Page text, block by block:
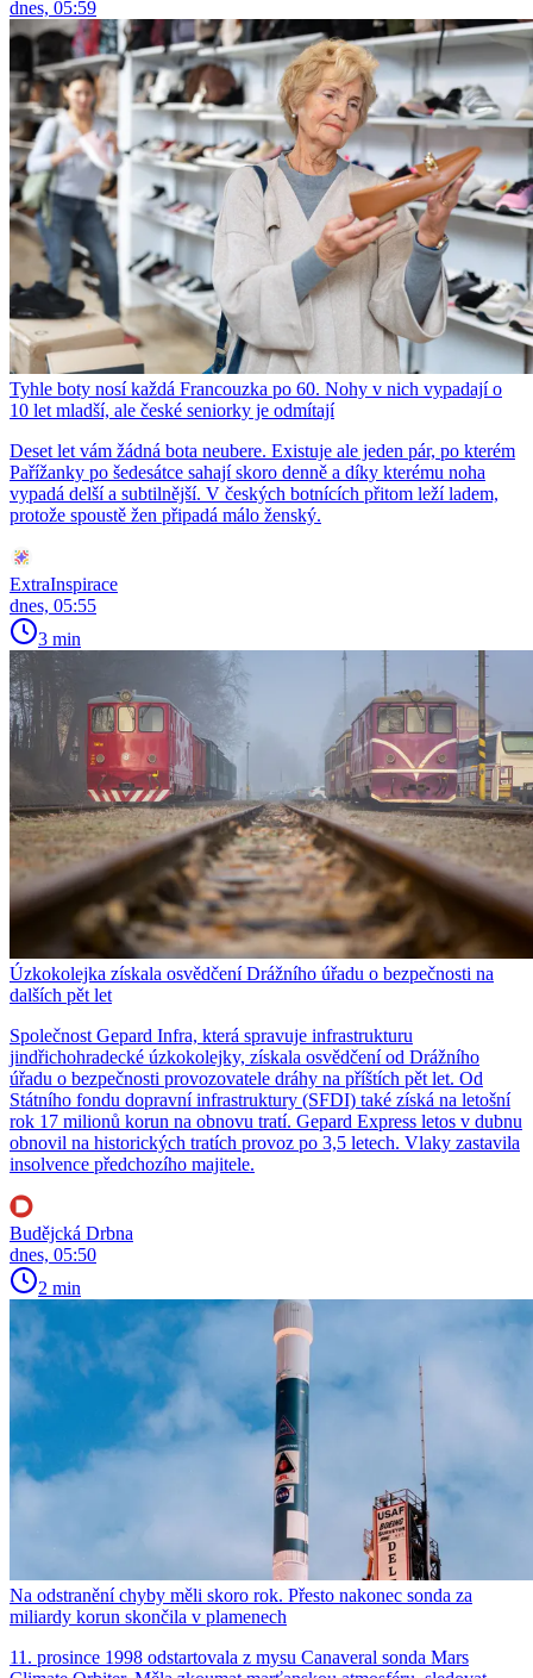
dnes, 05:59
Tyhle boty nosí každá Francouzka po 60. Nohy v nich vypadají o
10 let mladší, ale české seniorky je odmítají
Deset let vám žádná bota neubere. Existuje ale jeden pár, po kterém
Pařížanky po šedesátce sahají skoro denně a díky kterému noha
vypadá delší a subtilnější. V českých botnících přitom leží ladem,
protože spoustě žen připadá málo ženský.
ExtraInspirace
dnes, 05:55
3 min
Úzkokolejka získala osvědčení Drážního úřadu o bezpečnosti na
dalších pět let
Společnost Gepard Infra, která spravuje infrastrukturu
jindřichohradecké úzkokolejky, získala osvědčení od Drážního
úřadu o bezpečnosti provozovatele dráhy na příštích pět let. Od
Státního fondu dopravní infrastruktury (SFDI) také získá na letošní
rok 17 milionů korun na obnovu tratí. Gepard Express letos v dubnu
obnovil na historických tratích provoz po 3,5 letech. Vlaky zastavila
insolvence předchozího majitele.
Budějcká Drbna
dnes, 05:50
2 min
Na odstranění chyby měli skoro rok. Přesto nakonec sonda za
miliardy korun skončila v plamenech
11. prosince 1998 odstartovala z mysu Canaveral sonda Mars